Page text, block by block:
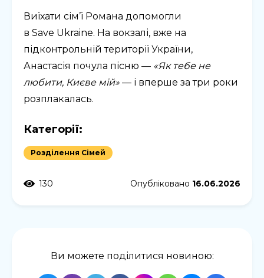
Виїхати сім’ї Романа допомогли
в Save Ukraine. На вокзалі, вже на
підконтрольній території України,
Анастасія почула пісню — «Як тебе не
любити, Києве мій» — і вперше за три роки
розплакалась.
Категорії:
Розділення Сімей
130 Опубліковано 16.06.2026
Ви можете поділитися новиною: